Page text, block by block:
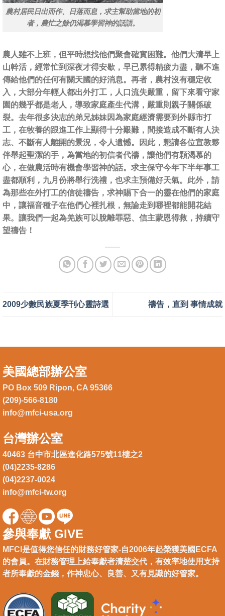
農村居民日出而作、日落而息，求主幫助當地的初
者，農忙之餘仍渴慕學習神的話語。
農人雖不上班，但平時想找他們聚會確實困難。他們大清早上
山幹活，經常忙到深夜才得安歇，早已累得精疲力盡，聽不進
傳給他們的任何有關天國的好消息。再者，農村沒有穩定收
入，大部分年輕人都出外打工，人口流失嚴重，留下來看守家
園的幾乎都是老人，導致家庭產生代溝，嚴重則親子關係破
裂。去年很多決志的弟兄姊妹因為家庭經濟需要到外縣市打
工，在牧養的跟進工作上顯得十分艱難，間接造成不斷有人決
志、不斷有人離開的景況，令人遺憾。因此，懇請各位宣教夥
伴舉起聖潔的手，為當地的初信者代禱，讓他們有顆渴慕的
心，在做農活時有機會學習神的話。求主保守今年下半年事工
盡都順利，九月份將舉行洗禮，也求主預備好天氣。此外，請
為那些在外打工的信徒禱告，求神賜下合一的靈在他們的家庭
中，讓福音種子在他們心裡扎根，無論走到哪裡都能開花結
果。讓我們一起為羌族可以脫離罪惡、信主蒙恩得救，持續守
望禱告！
2009少數民族夏季刊心靈詩選 禱告，直到 事情成就
美國總部辦公室
PO Box 509 Ripon, CA 95366
(209)-566-8180
info@mfci-usa.org
台灣辦公室
40463 台中市北區進化路575號11樓之2
(04)2235-8286
(04)2237-0024
info@mfci-tw.org
參與奉獻 GIVE
MFCI是值得您信任的財務好管家-自2006年起榮獲美國ECFA
的會員。在財務管理上給奉獻者清楚交代，有效率地使用支持
者所奉獻的金錢，作神忠心、良善、又有見識的好管家。